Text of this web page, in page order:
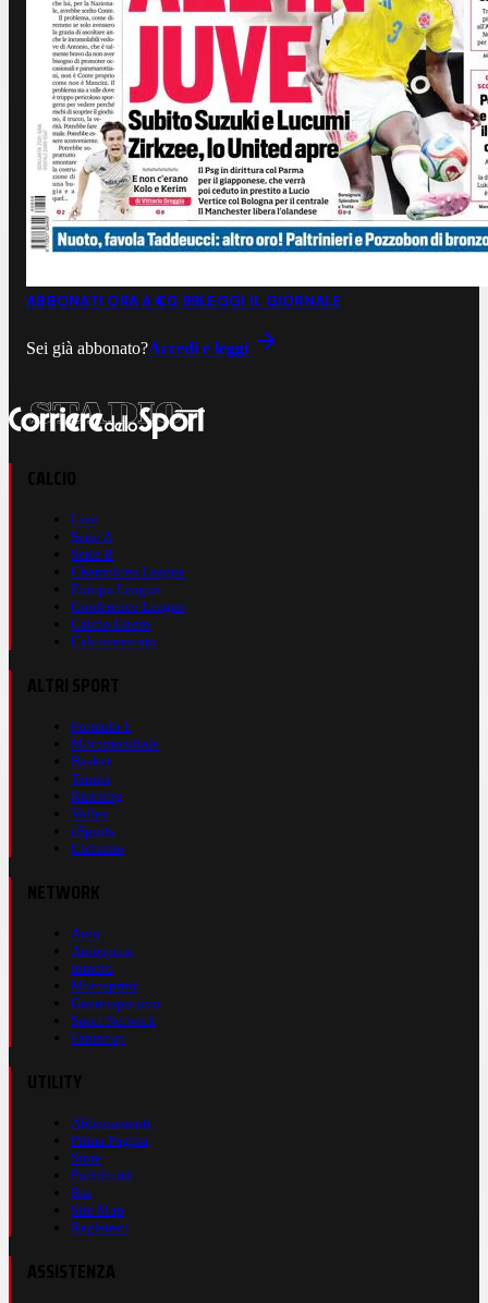
ABBONATI ORA A €0,99LEGGI IL GIORNALE
Sei già abbonato?Accedi e leggi
Live
Serie A
Serie B
Champions League
Europa League
Conference League
Calcio Estero
Calciomercato
Formula 1
Motomondiale
Basket
Tennis
Running
Volley
eSports
Ciclismo
Auto
Autosprint
Inmoto
Motosprint
Guerinsportivo
Sport Network
Fantacup
Abbonamenti
Prima Pagina
Store
Pubblicità
Rss
Site Map
Registrati